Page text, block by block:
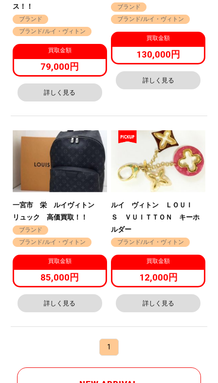
ス！！
ブランド
ブランド/ルイ・ヴィトン
買取金額
79,000円
詳しく見る
ブランド
ブランド/ルイ・ヴィトン
買取金額
130,000円
詳しく見る
一宮市 栄 ルイヴィトン
リュック 高価買取！！
ブランド
ブランド/ルイ・ヴィトン
買取金額
85,000円
詳しく見る
ルイ ヴィトン ＬＯＵＩ
Ｓ ＶＵＩＴＴＯＮ キーホ
ルダー
ブランド/ルイ・ヴィトン
買取金額
12,000円
詳しく見る
1